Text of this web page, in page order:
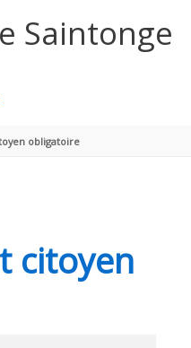
Saintonge
obligatoire
citoyen